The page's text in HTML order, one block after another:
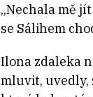
„Nechala mě
se Sálihem
Ilona zdaleka
mluvit, uvedly,